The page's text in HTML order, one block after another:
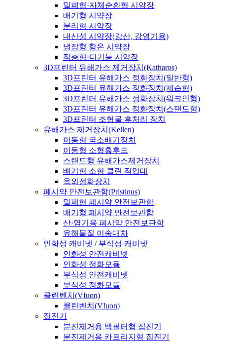
밀폐형·자체순환형 시약장
배기형 시약장
분리형 시약장
내산성 시약장(강산, 강염기용)
냉장형 항온 시약장
적층형·다기능 시약장
3D프린터 유해가스 제거장치(Katharos)
3D프린터 유해가스 정화장치(일반형)
3D프린터 유해가스 정화장치(제습형)
3D프린터 유해가스 정화장치(워크인형)
3D프린터 유해가스 정화장치(스탠드형)
3D프린터 조형물 후처리 장치
유해가스 제거장치(Kellen)
이동형 국소배기장치
이동형 소형흄후드
스탠드형 유해가스제거장치
배기형 소형 클린 작업대
옥외정화장치
폐시약 안전보관함(Pristinus)
밀폐형 폐시약 안전보관함
배기형 폐시약 안전보관함
산·염기용 폐시약 안전보관함
유해물질 이송대차
인화성 캐비넷 / 부식성 캐비넷
인화성 안전캐비넷
인화성 정화모듈
부식성 안전캐비넷
부식성 정화모듈
클린벤치(VIuon)
클린벤치(VIuon)
집진기
분진제거용 백필터형 집진기
분진제거용 카트리지형 집진기